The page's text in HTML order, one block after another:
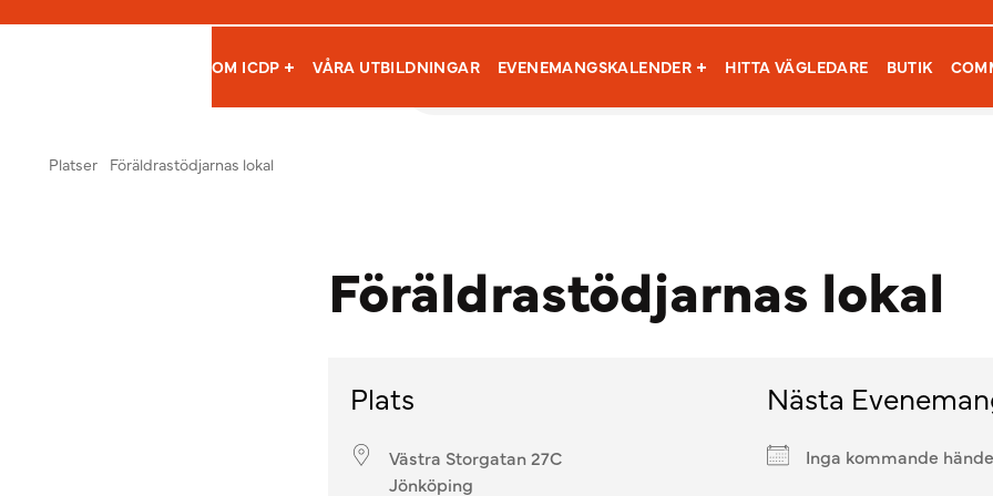
Hoppa till innehåll
International Child Development Programme
OM ICDP VÅRA UTBILDNINGAR EVENEMANGSKALENDER HITTA VÄGLEDARE BUTIK
Sök efter:
Platser Föräldrastödjarnas lokal
Föräldrastödjarnas lokal
Plats
Västra Storgatan 27C
Jönköping
Nästa
Inga kommande